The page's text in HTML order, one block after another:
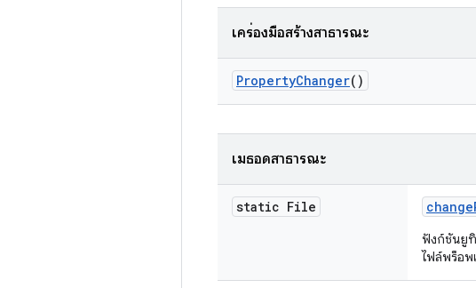
เครื่องมือสร้างสาธารณะ
PropertyChanger()
เมธอดสาธารณะ
static File change
ฟังก์ชันยูทิ
ไฟล์พร็อพ